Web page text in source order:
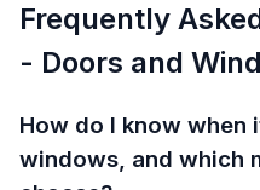
Frequently
- Doors and
How do I know when
windows, and which